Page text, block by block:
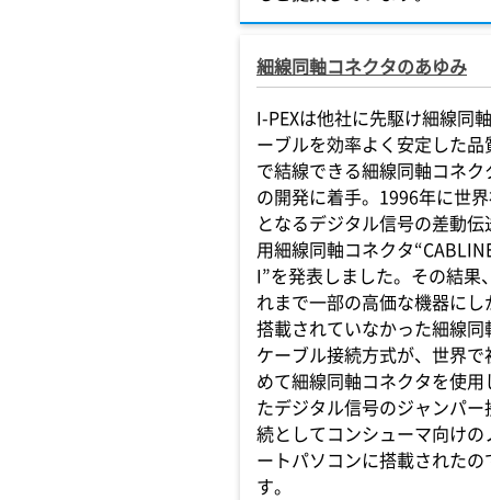
細線同軸コネクタのあゆみ
I-PEXは他社に先駆け細線同
ーブルを効率よく安定した品
で結線できる細線同軸コネク
の開発に着手。1996年に世
となるデジタル信号の差動伝
用細線同軸コネクタ
I”を発表しました。その結果
れまで一部の高価な機器にし
搭載されていなかった細線同
ケーブル接続方式が、世界で
めて細線同軸コネクタを使用
たデジタル信号のジャンパー
続としてコンシューマ向けの
ートパソコンに搭載されたの
す。